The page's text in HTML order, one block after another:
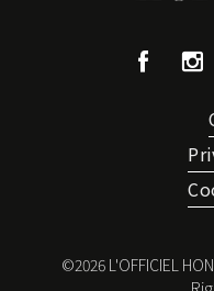
©2026L'OFFICIEL